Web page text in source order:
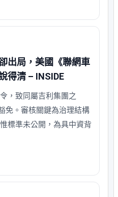
出局，美國《聯網車
得清 – INSIDE
，致同屬吉利集團之
免。審核關鍵為治理結構
標準未公開，為具中資背